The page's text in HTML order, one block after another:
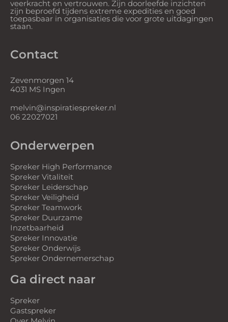
veerkracht en vertrouwen. Zijn doorleefde inzichten
zijn beproefd tijdens extreme expedities en goed
toepasbaar in organisaties die voor grote uitdagingen
staan.
Contact
Zevenmorgen 14
4031 MS Ingen
melvin@inspiratiespreker.nl
06 22027021
Onderwerpen
Spreker High Performance
Spreker Vitaliteit
Spreker Leiderschap
Spreker Veiligheid
Spreker Teamwork
Spreker Duurzame
Inzetbaarheid
Spreker Innovatie
Spreker Onderwijs
Spreker Ondernemerschap
Ga direct naar
Spreker
Gastspreker